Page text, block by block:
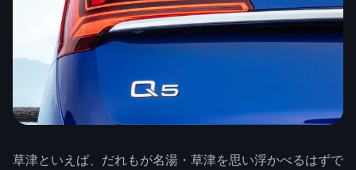
草津といえば、だれもが名湯・草津を思い浮かべるはずで